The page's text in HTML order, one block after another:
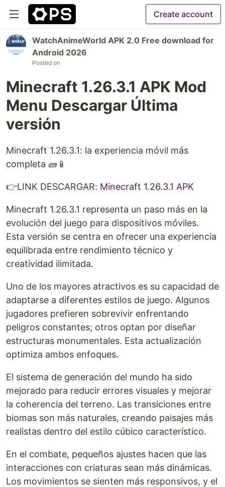
Create account
WatchAnimeWorld APK 2.0 Free download for
Android 2026
Posted on
Minecraft 1.26.3.1 APK Mod
Menu Descargar Última
versión
Minecraft 1.26.3.1: la experiencia móvil más
completa 🧱📱
👉LINK DESCARGAR: Minecraft 1.26.3.1 APK
Minecraft 1.26.3.1 representa un paso más en la
evolución del juego para dispositivos móviles.
Esta versión se centra en ofrecer una experiencia
equilibrada entre rendimiento técnico y
creatividad ilimitada.
Uno de los mayores atractivos es su capacidad de
adaptarse a diferentes estilos de juego. Algunos
jugadores prefieren sobrevivir enfrentando
peligros constantes; otros optan por diseñar
estructuras monumentales. Esta actualización
optimiza ambos enfoques.
El sistema de generación del mundo ha sido
mejorado para reducir errores visuales y mejorar
la coherencia del terreno. Las transiciones entre
biomas son más naturales, creando paisajes más
realistas dentro del estilo cúbico característico.
En el combate, pequeños ajustes hacen que las
interacciones con criaturas sean más dinámicas.
Los movimientos se sienten más responsivos, y el